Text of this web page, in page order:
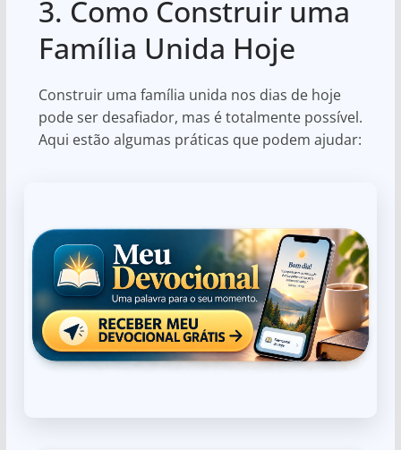
3. Como Construir uma
Família Unida Hoje
Construir uma família unida nos dias de hoje
pode ser desafiador, mas é totalmente possível.
Aqui estão algumas práticas que podem ajudar: